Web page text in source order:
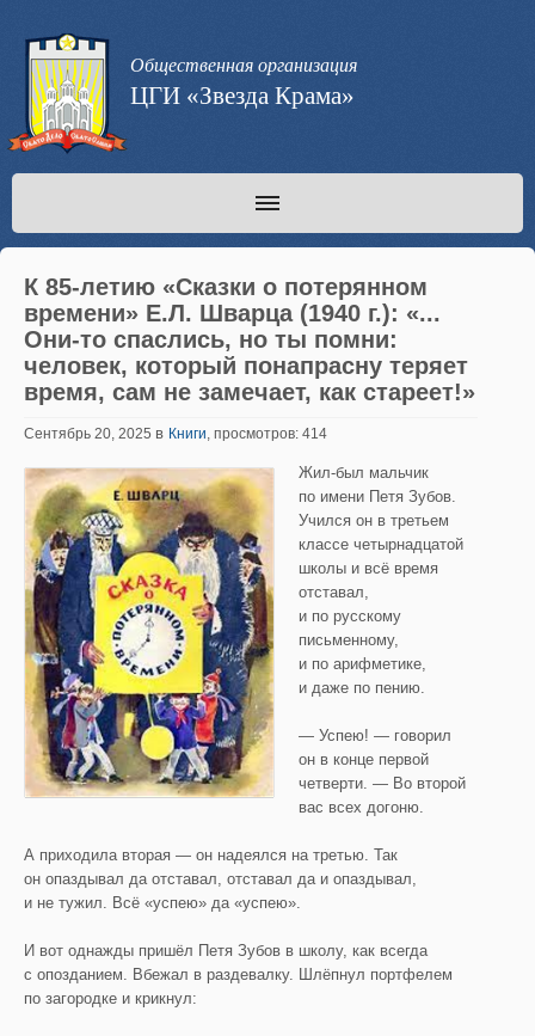
Общественная организация
ЦГИ «Звезда Крама»
К 85-летию «Сказки о потерянном
времени» Е.Л. Шварца (1940 г.): «...
Они-то спаслись, но ты помни:
человек, который понапрасну теряет
время, сам не замечает, как стареет!»
Сентябрь 20, 2025 в Книги, просмотров: 414
Жил-был мальчик
по имени Петя Зубов.
Учился он в третьем
классе четырнадцатой
школы и всё время
отставал,
и по русскому
письменному,
и по арифметике,
и даже по пению.
— Успею! — говорил
он в конце первой
четверти. — Во второй
вас всех догоню.
А приходила вторая — он надеялся на третью. Так
он опаздывал да отставал, отставал да и опаздывал,
и не тужил. Всё «успею» да «успею».
И вот однажды пришёл Петя Зубов в школу, как всегда
с опозданием. Вбежал в раздевалку. Шлёпнул портфелем
по загородке и крикнул: